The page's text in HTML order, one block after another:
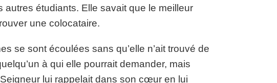
étudiants. Elle savait que le meilleur
une colocataire.
se sont écoulées sans qu’elle n’ait trouvé de
à qui elle pourrait demander, mais
lui rappelait dans son cœur en lui